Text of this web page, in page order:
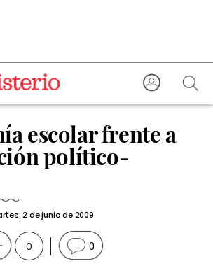
escolar frente a
político-
2 de junio de 2009
0 0